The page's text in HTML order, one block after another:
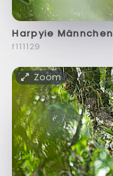
Harpyie Männchen
f111129
Zoom